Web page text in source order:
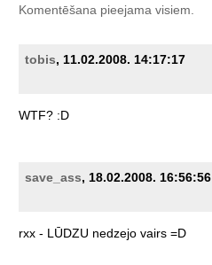
Komentēšana pieejama visiem.
tobis, 11.02.2008. 14:17:17
WTF? :D
save_ass, 18.02.2008. 16:56:56
rxx - LŪDZU nedzejo vairs =D